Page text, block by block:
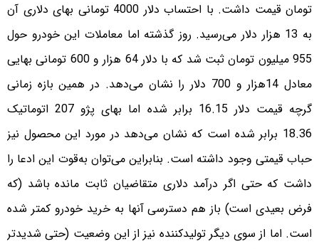
تومان قیمت داشت. با احتساب دلار 4000 تومانی بهای دلاری آن
به 13 هزار دلار می‌رسید. روز گذشته اما معاملات این خودرو حول
955 میلیون تومان ثبت شد که با دلار 64 هزار و 600 تومانی بهایی
معادل 14هزار و 700 دلار را نشان می‌دهد. در همین بازه زمانی
گرچه قیمت دلار 16.15 برابر شده اما بهای پژو 207 اتوماتیک
18.36 برابر شده است که نشان می‌دهد در مورد این محصول نیز
حباب قیمتی وجود داشته است. بنابراین می‌توان به‌قوت این ادعا را
داشت که حتی اگر درآمد دلاری متقاضیان ثابت مانده باشد (که
فرض بعیدی است) باز هم دسترسی آنها به خرید خودرو کمتر شده
است. اما از سوی دیگر تولیدکننده نیز از این وضعیت (حتی شدیدتر